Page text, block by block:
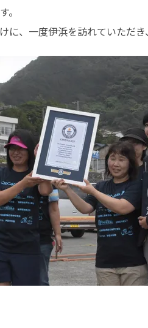
。
に、一度伊浜を訪れていただ